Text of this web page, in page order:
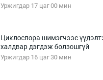
Уржигдар 17 цаг 00 мин
Циклоспора шимэгчээс
халдвар дэгдэж болзошгүй
Уржигдар 16 цаг 30 мин